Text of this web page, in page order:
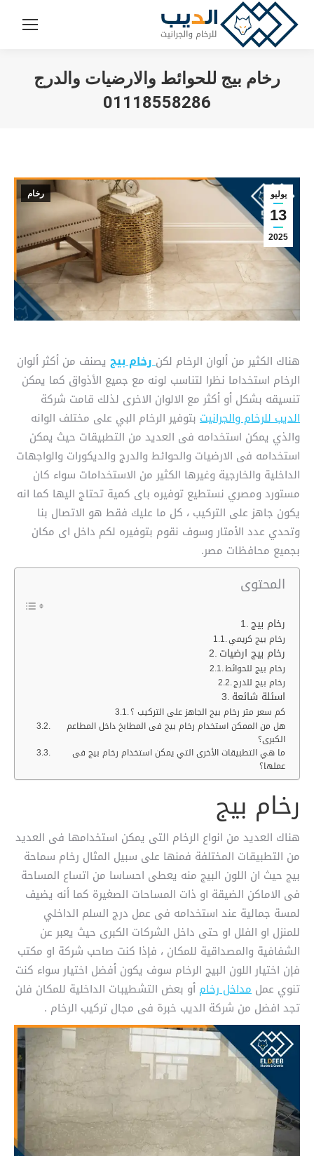
رخام بيج للحوائط والارضيات والدرج
01118558286
يوليو
13
2025
رخام
هناك الكثير من ألوان الرخام لكن رخام بيج يصنف من أكثر ألوان
الرخام استخداما نظرا لتناسب لونه مع جميع الأذواق كما يمكن
تنسيقه بشكل أو أكثر مع الالوان الاخرى لذلك قامت شركة
الديب للرخام والجرانيت بتوفير الرخام البي على مختلف الوانه
والذي يمكن استخدامه فى العديد من التطبيقات حيث يمكن
استخدامه فى الارضيات والحوائط والدرج والديكورات والواجهات
الداخلية والخارجية وغيرها الكثير من الاستخدامات سواء كان
مستورد ومصري نستطيع توفيره باى كمية تحتاج اليها كما انه
يكون جاهز على التركيب ، كل ما عليك فقط هو الاتصال بنا
وتحدي عدد الأمتار وسوف نقوم بتوفيره لكم داخل اى مكان
بجميع محافظات مصر.
المحتوى
رخام بيج
رخام بيج كريمي
رخام بيج ارضيات
رخام بيج للحوائط
رخام بيج للدرج
اسئلة شائعة
كم سعر متر رخام بيج الجاهز على التركيب ؟
هل من الممكن استخدام رخام بيج فى المطابخ داخل المطاعم
الكبرى؟
ما هي التطبيقات الأخرى التي يمكن استخدام رخام بيج فى
عملها؟
رخام بيج
هناك العديد من انواع الرخام التى يمكن استخدامها فى العديد
من التطبيقات المختلفة فمنها على سبيل المثال رخام سماحة
بيج حيث ان اللون البيج منه يعطى احساسا من اتساع المساحة
فى الاماكن الضيقة او ذات المساحات الصغيرة كما أنه يضيف
لمسة جمالية عند استخدامه فى عمل درج السلم الداخلي
للمنزل او الفلل او حتى داخل الشركات الكبرى حيث يعبر عن
الشفافية والمصداقية للمكان ، فإذا كنت صاحب شركة او مكتب
فإن اختيار اللون البيج الرخام سوف يكون أفضل اختيار سواء كنت
تنوي عمل مداخل رخام أو بعض التشطيبات الداخلية للمكان فلن
تجد افضل من شركة الديب خبرة فى مجال تركيب الرخام .